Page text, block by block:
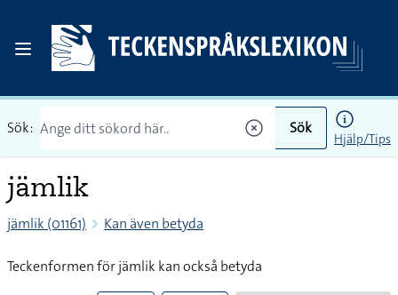
Sök: Sök
Hjälp/Tips
jämlik
jämlik (01161) Kan även betyda
Teckenformen för jämlik kan också betyda